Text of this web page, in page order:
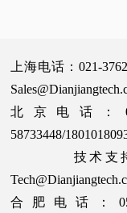
上海电话：021-
北京电话：
58733448/
技术支持
合肥电话：